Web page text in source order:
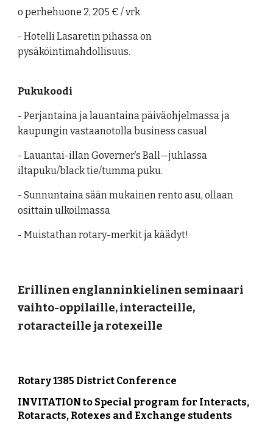
o perhehuone 2, 205 € / vrk
- Hotelli Lasaretin pihassa on
pysäköintimahdollisuus.
Pukukoodi
- Perjantaina ja lauantaina päiväohjelmassa ja
kaupungin vastaanotolla business casual
- Lauantai-illan Governer’s Ball—juhlassa
iltapuku/black tie/tumma puku.
- Sunnuntaina sään mukainen rento asu, ollaan
osittain ulkoilmassa
- Muistathan rotary-merkit ja käädyt!
Erillinen englanninkielinen seminaari
vaihto-oppilaille, interacteille,
rotaracteille ja rotexeille
Rotary 1385 District Conference
INVITATION to Special program for Interacts,
Rotaracts, Rotexes and Exchange students